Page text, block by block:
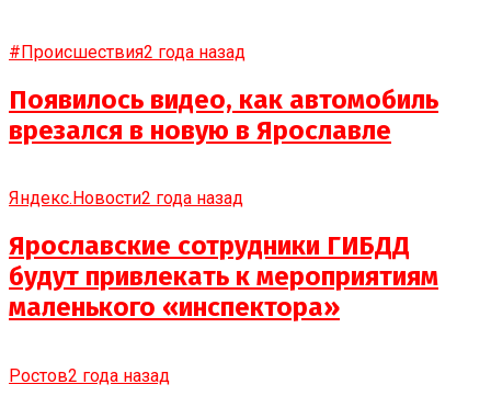
#Происшествия2 года назад
Появилось видео, как автомобиль
врезался в новую в Ярославле
Яндекс.Новости2 года назад
Ярославские сотрудники ГИБДД
будут привлекать к мероприятиям
маленького «инспектора»
Ростов2 года назад